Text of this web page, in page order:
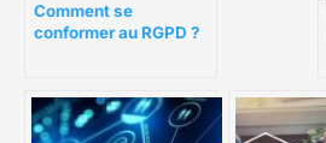
Comment se
conformer au RGPD ?